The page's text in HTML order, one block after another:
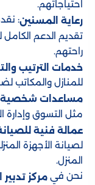
احتياجاتهم.
رعاية المسنين:
تقديم الدعم
راحتهم.
خدمات الترتيب
للمنازل والمكاتب
مساعدات شخصية
مثل التسوق وإدارة
عمالة فنية
لصيانة الأجهزة
المنزل.
نحن في مركز تدبير